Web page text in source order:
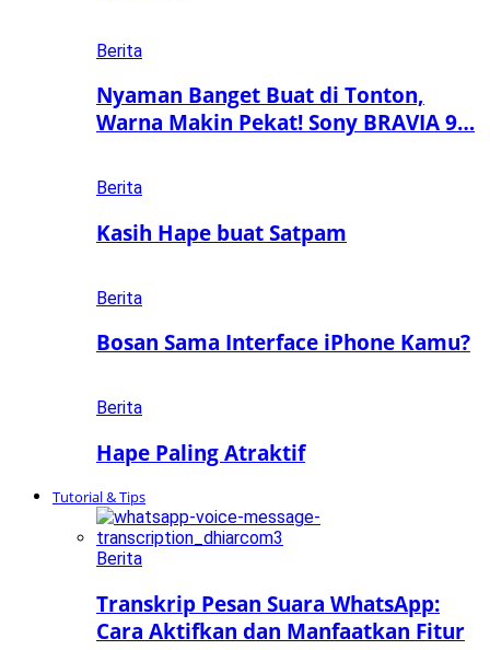
Berita
Nyaman Banget Buat di Tonton,
Warna Makin Pekat! Sony BRAVIA 9…
Berita
Kasih Hape buat Satpam
Berita
Bosan Sama Interface iPhone Kamu?
Berita
Hape Paling Atraktif
Tutorial & Tips
Berita
Transkrip Pesan Suara WhatsApp:
Cara Aktifkan dan Manfaatkan Fitur